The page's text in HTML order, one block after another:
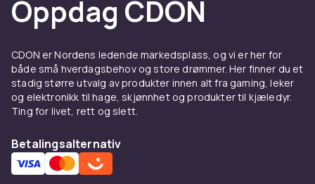
Oppdag CDON
CDON er Nordens ledende markedsplass, og vi er her for
både små hverdagsbehov og store drømmer. Her finner du et
stadig større utvalg av produkter innen alt fra gaming, leker
og elektronikk til hage, skjønnhet og produkter til kjæledyr.
Ting for livet, rett og slett.
Betalingsalternativ